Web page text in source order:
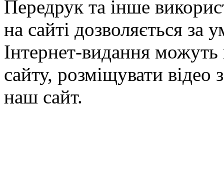
Передрук та інше
на сайті дозволяється
Інтернет-видання можуть
сайту, розміщувати відео
наш сайт.